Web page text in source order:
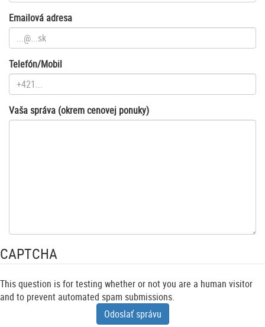
Emailová adresa
Telefón/Mobil
Vaša správa (okrem cenovej ponuky)
CAPTCHA
This question is for testing whether or not you are a human visitor
and to prevent automated spam submissions.
Odoslať správu